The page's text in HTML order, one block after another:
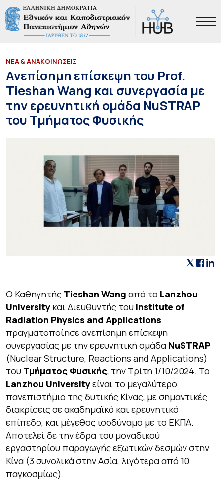
ΝΕΑ & ΑΝΑΚΟΙΝΩΣΕΙΣ
Ανεπίσημη επίσκεψη του Prof.
Tieshan Wang και συνεργασία με
την ερευνητική ομάδα NuSTRAP
του Τμήματος Φυσικής
Ο Καθηγητής Tieshan Wang από το Lanzhou
University και Διευθυντής του Institute of
Radiation Physics and Applications
πραγματοποίησε ανεπίσημη επίσκεψη
συνεργασίας με την ερευνητική ομάδα NuSTRAP
(Nuclear Structure, Reactions and Applications)
του Τμήματος Φυσικής, την Τρίτη 1/10/2024. Το
Lanzhou Universityείναι το μεγαλύτερο
πανεπιστήμιο της δυτικής Κίνας, με σημαντικές
διακρίσεις σε ακαδημαϊκό και ερευνητικό
επίπεδο, και μέγεθος ισοδύναμο με το ΕΚΠΑ.
Αποτελεί δε την έδρα του μοναδικού
εργαστηρίου παραγωγής εξωτικών δεσμών στην
Κίνα (3 συνολικά στην Ασία, λιγότερα από 10
παγκοσμίως).